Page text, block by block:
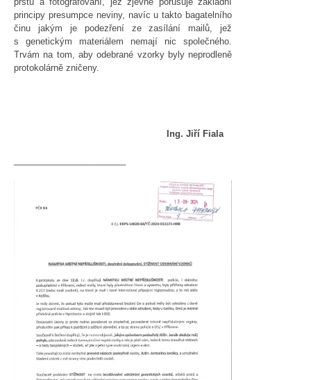
principy presumpce neviny, navíc u takto bagatelního
činu jakým je podezření ze zasílání mailů, jež
s genetickým materiálem nemají nic společného.
Trvám na tom, aby odebrané vzorky byly neprodleně
protokolárně zničeny.
Ing. Jiří Fiala